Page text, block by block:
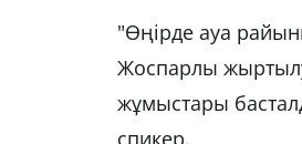
"Өңірде ауа
Жоспарлы
жұмыстары